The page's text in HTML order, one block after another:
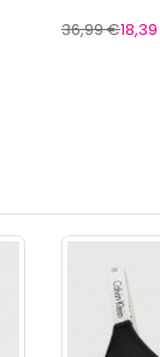
36,99 €